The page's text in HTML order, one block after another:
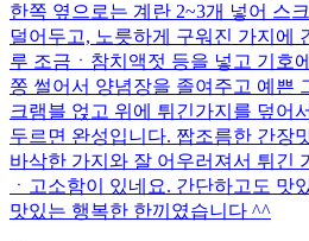
한쪽 옆으로는 계란 2~3개 넣어 스
덜어두고, 노릇하게 구워진 가지에
루 조금ㆍ참치액젓 등을 넣고 기호
쫑 썰어서 양념장을 졸여주고 예쁜
크램블 얹고 위에 튀긴가지를 덮어
두르면 완성입니다. 짭조름한 간장
바삭한 가지와 잘 어우러져서 튀긴
ㆍ고소함이 있네요. 간단하고도 맛
맛있는 행복한 한끼였습니다 ^^